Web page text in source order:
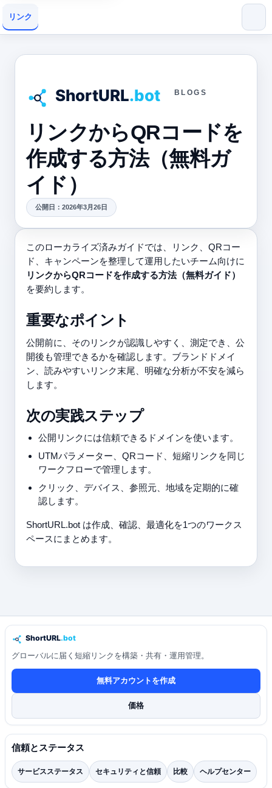
リンク
BLOGS
リンクからQRコードを
作成する方法（無料ガ
イド）
公開日：2026年3月26日
このローカライズ済みガイドでは、リンク、QRコー
ド、キャンペーンを整理して運用したいチーム向けに
リンクからQRコードを作成する方法（無料ガイド）
を要約します。
重要なポイント
公開前に、そのリンクが認識しやすく、測定でき、公
開後も管理できるかを確認します。ブランドドメイ
ン、読みやすいリンク末尾、明確な分析が不安を減ら
します。
次の実践ステップ
公開リンクには信頼できるドメインを使います。
UTMパラメーター、QRコード、短縮リンクを同じ
ワークフローで管理します。
クリック、デバイス、参照元、地域を定期的に確
認します。
ShortURL.bot は作成、確認、最適化を1つのワークス
ペースにまとめます。
グローバルに届く短縮リンクを構築・共有・運用管理。
無料アカウントを作成
価格
信頼とステータス
サービスステータス セキュリティと信頼 比較 ヘルプセンター